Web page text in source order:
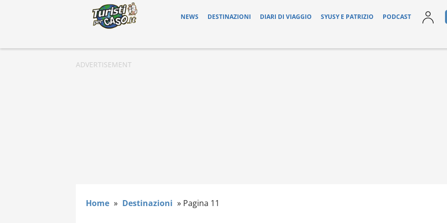
NEWS DESTINAZIONI DIARI DI VIAGGIO SYUSY E PATRIZIO PODCAST
Home » Destinazioni » Pagina 11